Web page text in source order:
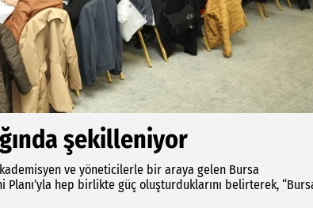
şekilleniyor
ve yöneticilerle bir araya gelen Bursa
Planı’yla hep birlikte güç oluşturduklarını belirterek,